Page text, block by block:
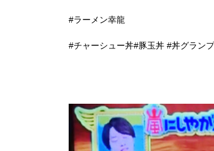
‪#ラーメン幸龍‬
‪#チャーシュー丼#豚玉丼 #丼グラン